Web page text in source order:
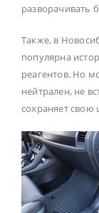
разворачивать
Также, в
популярна
реагентов. Но
нейтрален, не
сохраняет свою